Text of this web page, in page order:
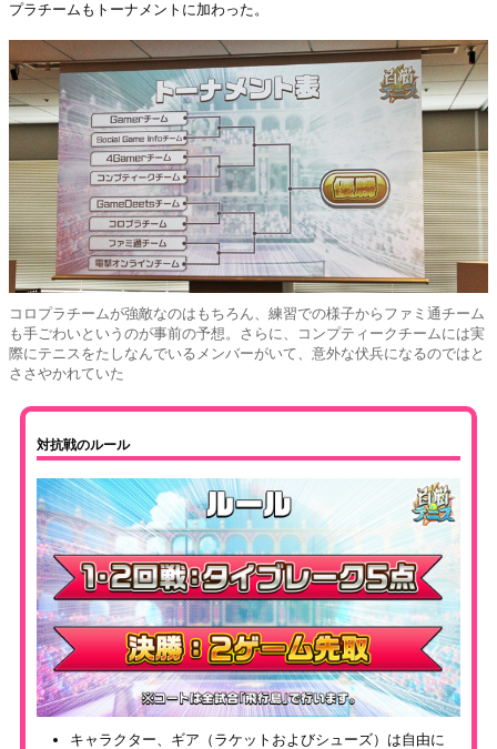
プラチームもトーナメントに加わった。
コロプラチームが強敵なのはもちろん、練習での様子からファミ通チーム
も手ごわいというのが事前の予想。さらに、コンプティークチームには実
際にテニスをたしなんでいるメンバーがいて、意外な伏兵になるのではと
ささやかれていた
対抗戦のルール
キャラクター、ギア（ラケットおよびシューズ）は自由に